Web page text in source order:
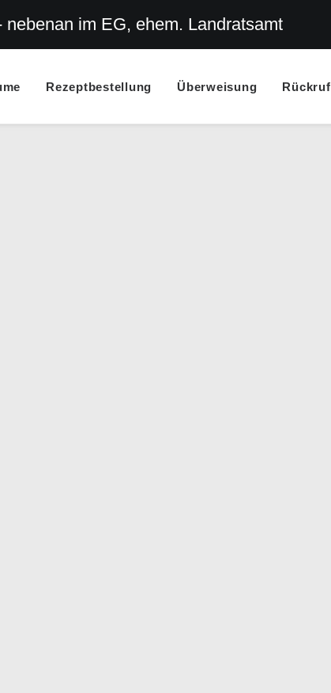
im EG, ehem. Landratsamt
Rezeptbestellung Überweisung Rückruf